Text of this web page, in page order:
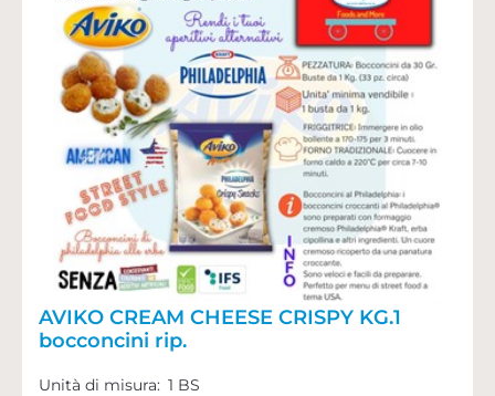
AVIKO CREAM CHEESE CRISPY KG.1
bocconcini rip.
Unità di misura: 1 BS